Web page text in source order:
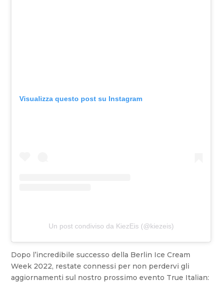
Visualizza questo post su Instagram
Un post condiviso da KiezEis (@kiezeis)
Dopo l’incredibile successo della Berlin Ice Cream
Week 2022, restate connessi per non perdervi gli
aggiornamenti sul nostro prossimo evento True Italian: